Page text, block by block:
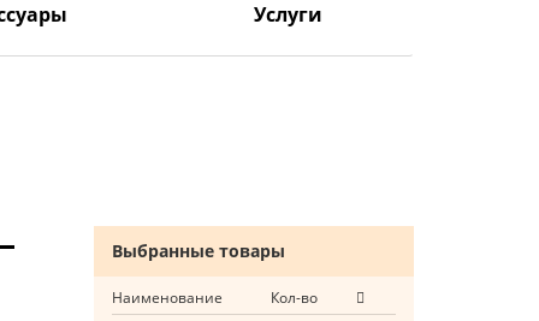
Услуги
Выбранные товары
Наименование
Кол-во